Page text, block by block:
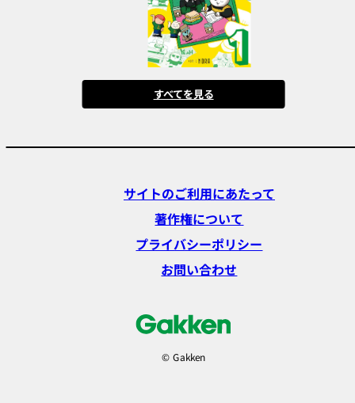
すべてを見る
サイトのご利用にあたって
著作権について
プライバシーポリシー
お問い合わせ
© Gakken